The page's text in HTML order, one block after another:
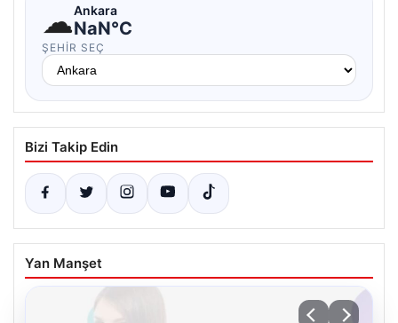
☁Ankara
NaN°C
ŞEHIR SEÇ
Bizi Takip Edin
Yan Manşet